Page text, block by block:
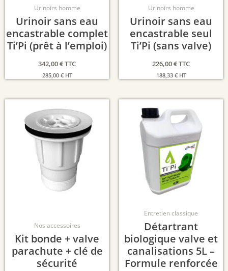
Urinoirs homme
Urinoir sans eau
encastrable complet
Ti’Pi (prêt à l’emploi)
342,00€TTC
285,00 €HT
Urinoirs homme
Urinoir sans eau
encastrable seul
Ti’Pi (sans valve)
226,00€TTC
188,33 €HT
Nos accessoires
Kit bonde + valve
parachute + clé de
sécurité
Entretien classique
Détartrant
biologique valve et
canalisations 5L –
Formule renforcée